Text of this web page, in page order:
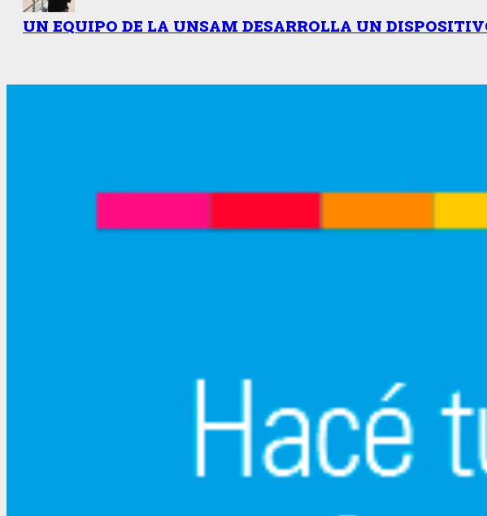
UN EQUIPO DE LA UNSAM DESARROLLA UN